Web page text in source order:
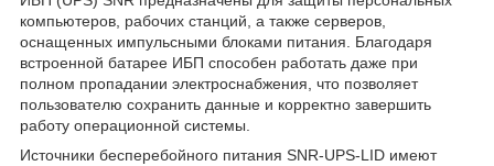
компьютеров, рабочих станций, а также серверов,
оснащенных импульсными блоками питания. Благодаря
встроенной батарее ИБП способен работать даже при
полном пропадании электроснабжения, что позволяет
пользователю сохранить данные и корректно завершить
работу операционной системы.
Источники бесперебойного питания SNR-UPS-LID имеют